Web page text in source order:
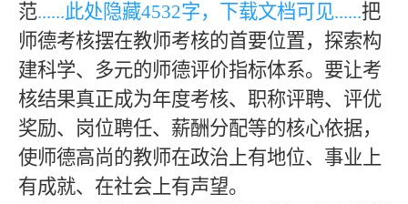
范......此处隐藏4532字，下载文档可见......把
师德考核摆在教师考核的首要位置，探索构
建科学、多元的师德评价指标体系。要让考
核结果真正成为年度考核、职称评聘、评优
奖励、岗位聘任、薪酬分配等的核心依据，
使师德高尚的教师在政治上有地位、事业上
有成就、在社会上有声望。